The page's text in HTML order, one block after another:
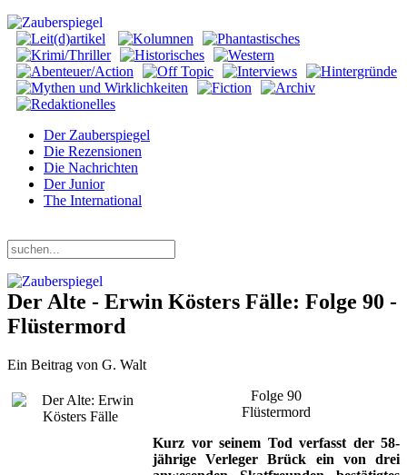
Der Zauberspiegel
Die Rezensionen
Die Nachrichten
Der Junior
The International
Der Alte - Erwin Kösters Fälle: Folge 90 -
Flüstermord
Ein Beitrag von G. Walt
Folge 90
Flüstermord
Kurz vor seinem Tod verfasst der 58-
jährige Verleger Brück ein von drei